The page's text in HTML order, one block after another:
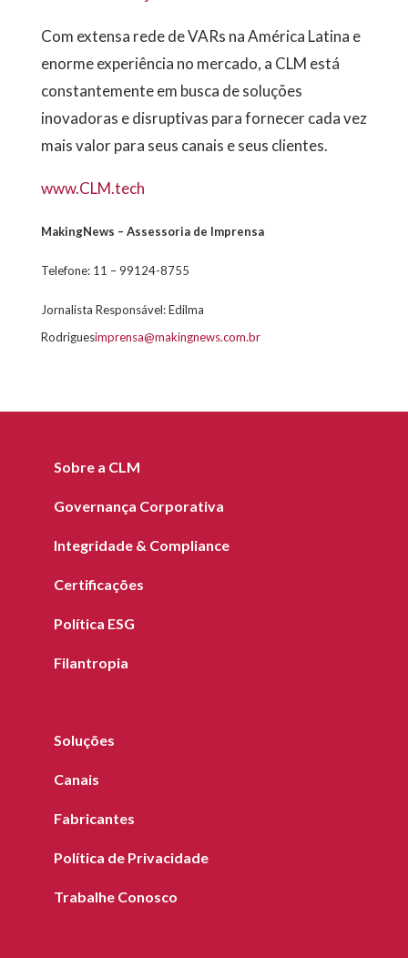
Com extensa rede de VARs na América Latina e
enorme experiência no mercado, a CLM está
constantemente em busca de soluções
inovadoras e disruptivas para fornecer cada vez
mais valor para seus canais e seus clientes.
www.CLM.tech
MakingNews – Assessoria de Imprensa
Telefone: 11 – 99124-8755
Jornalista Responsável: Edilma
Rodriguesimprensa@makingnews.com.br
Sobre a CLM
Governança Corporativa
Integridade & Compliance
Certificações
Política ESG
Filantropia
Soluções
Canais
Fabricantes
Política de Privacidade
Trabalhe Conosco